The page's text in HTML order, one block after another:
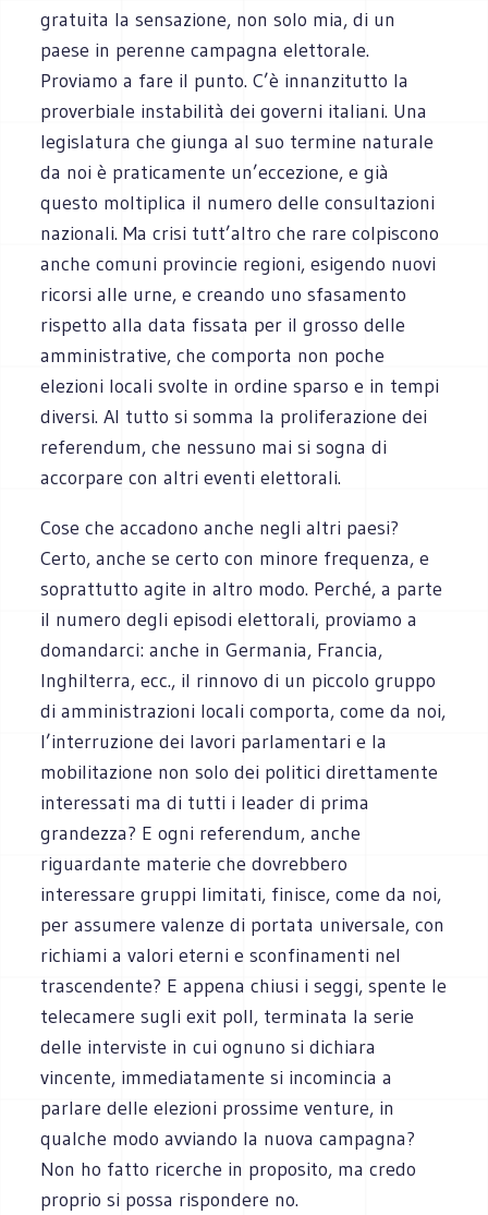
gratuita la sensazione, non solo mia, di un
paese in perenne campagna elettorale.
Proviamo a fare il punto. C’è innanzitutto la
proverbiale instabilità dei governi italiani. Una
legislatura che giunga al suo termine naturale
da noi è praticamente un’eccezione, e già
questo moltiplica il numero delle consultazioni
nazionali. Ma crisi tutt’altro che rare colpiscono
anche comuni provincie regioni, esigendo nuovi
ricorsi alle urne, e creando uno sfasamento
rispetto alla data fissata per il grosso delle
amministrative, che comporta non poche
elezioni locali svolte in ordine sparso e in tempi
diversi. Al tutto si somma la proliferazione dei
referendum, che nessuno mai si sogna di
accorpare con altri eventi elettorali.
Cose che accadono anche negli altri paesi?
Certo, anche se certo con minore frequenza, e
soprattutto agite in altro modo. Perché, a parte
il numero degli episodi elettorali, proviamo a
domandarci: anche in Germania, Francia,
Inghilterra, ecc., il rinnovo di un piccolo gruppo
di amministrazioni locali comporta, come da noi,
l’interruzione dei lavori parlamentari e la
mobilitazione non solo dei politici direttamente
interessati ma di tutti i leader di prima
grandezza? E ogni referendum, anche
riguardante materie che dovrebbero
interessare gruppi limitati, finisce, come da noi,
per assumere valenze di portata universale, con
richiami a valori eterni e sconfinamenti nel
trascendente? E appena chiusi i seggi, spente le
telecamere sugli exit poll, terminata la serie
delle interviste in cui ognuno si dichiara
vincente, immediatamente si incomincia a
parlare delle elezioni prossime venture, in
qualche modo avviando la nuova campagna?
Non ho fatto ricerche in proposito, ma credo
proprio si possa rispondere no.